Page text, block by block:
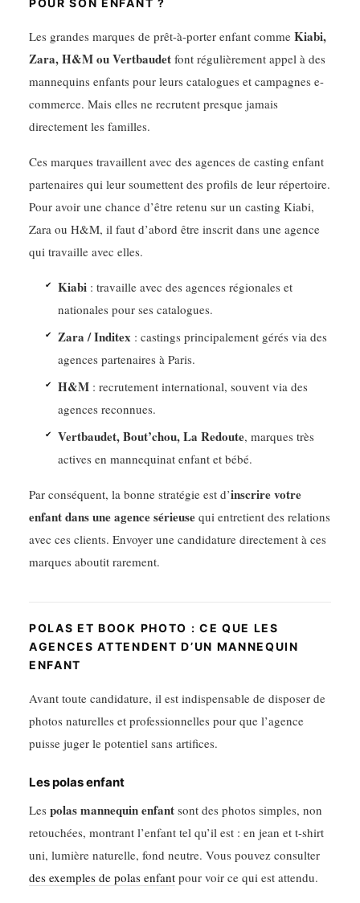
Les grandes marques de prêt-à-porter enfant comme Kiabi,
Zara, H&M ou Vertbaudet font régulièrement appel à des
mannequins enfants pour leurs catalogues et campagnes e-
commerce. Mais elles ne recrutent presque jamais
directement les familles.
Ces marques travaillent avec des agences de casting enfant
partenaires qui leur soumettent des profils de leur répertoire.
Pour avoir une chance d’être retenu sur un casting Kiabi,
Zara ou H&M, il faut d’abord être inscrit dans une agence
qui travaille avec elles.
Kiabi : travaille avec des agences régionales et
nationales pour ses catalogues.
Zara / Inditex : castings principalement gérés via des
agences partenaires à Paris.
H&M : recrutement international, souvent via des
agences reconnues.
Vertbaudet, Bout’chou, La Redoute, marques très
actives en mannequinat enfant et bébé.
Par conséquent, la bonne stratégie est d’inscrire votre
enfant dans une agence sérieuse qui entretient des relations
avec ces clients. Envoyer une candidature directement à ces
marques aboutit rarement.
POLAS ET BOOK PHOTO : CE QUE LES
AGENCES ATTENDENT D’UN MANNEQUIN
ENFANT
Avant toute candidature, il est indispensable de disposer de
photos naturelles et professionnelles pour que l’agence
puisse juger le potentiel sans artifices.
Les polas enfant
Les polas mannequin enfant sont des photos simples, non
retouchées, montrant l’enfant tel qu’il est : en jean et t-shirt
uni, lumière naturelle, fond neutre. Vous pouvez consulter
des exemples de polas enfant pour voir ce qui est attendu.